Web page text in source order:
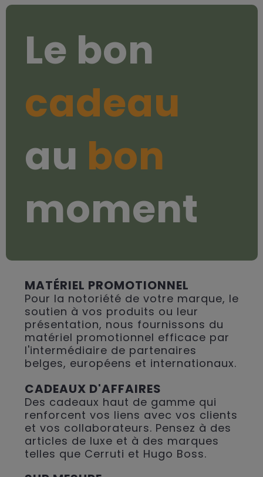
Le bon
cadeau
au bon
moment
MATÉRIEL PROMOTIONNEL
Pour la notoriété de votre marque, le
soutien à vos produits ou leur
présentation, nous fournissons du
matériel promotionnel efficace par
l'intermédiaire de partenaires
belges, européens et internationaux.
CADEAUX D'AFFAIRES
Des cadeaux haut de gamme qui
renforcent vos liens avec vos clients
et vos collaborateurs. Pensez à des
articles de luxe et à des marques
telles que Cerruti et Hugo Boss.